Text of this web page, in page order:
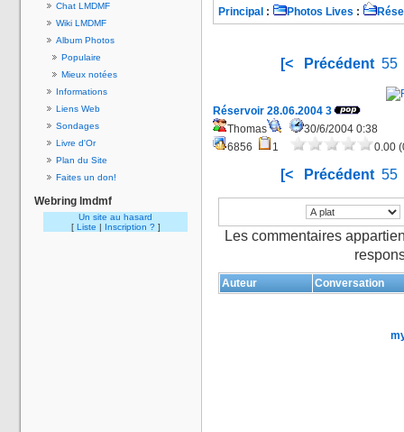
Chat LMDMF
Wiki LMDMF
Album Photos
Populaire
Mieux notées
Informations
Liens Web
Sondages
Livre d'Or
Plan du Site
Faites un don!
Webring lmdmf
Un site au hasard
[ Liste | Inscription ? ]
Principal : Photos Lives :
[< Précédent 55
Réservoir 28.06.2004 3
Thomas
30/6/2004 0:38
6856
1 0.00
[< Précédent 55
Les commentaires
Auteur Conversation